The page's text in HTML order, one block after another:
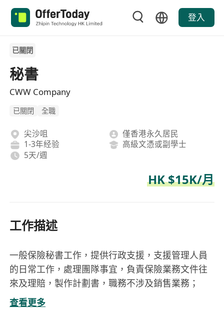
登入
已關閉
秘書
CWW Company
已關閉 全職
尖沙咀
僅香港永久居民
1-3年经验
高級文憑或副學士
5天/週
HK $15K/月
工作描述
一般保險秘書工作，提供行政支援，支援管理人員
的日常工作，處理團隊事宜，負責保險業務文件往
來及理賠，製作計劃書，職務不涉及銷售業務；
懂粵語；會說普通話；一般英語；懂讀寫中文；略
懂讀寫英文；
查看更多